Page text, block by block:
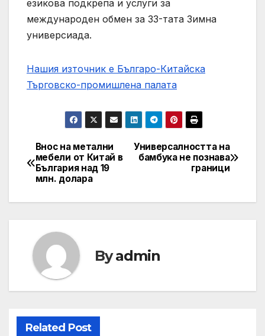
езикова подкрепа и услуги за
международен обмен за 33-тата Зимна
универсиада.
Нашия източник е Българо-Китайска
Търговско-промишлена палaта
Post
navigation
Универсалността на
бамбука не познава
граници
Внос на метални
мебели от Китай в
България над 19
млн. долара
Byadmin
Related Post